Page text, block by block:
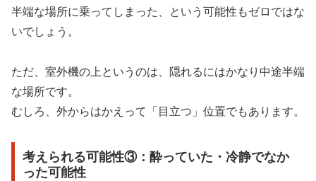
半端な場所に乗ってしまった、という可能性もゼロではな
いでしょう。
ただ、室外機の上というのは、隠れるにはかなり中途半端
な場所です。
むしろ、外からはかえって「目立つ」位置でもあります。
考えられる可能性③：酔っていた・冷静でなか
った可能性